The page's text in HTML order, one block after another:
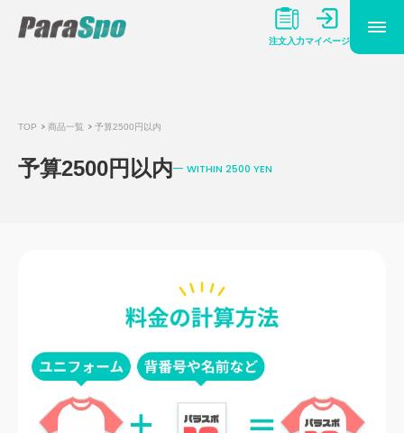
注文入力マイページ
TOP 商品一覧 予算2500円以内
予算2500円以内 WITHIN 2500 YEN